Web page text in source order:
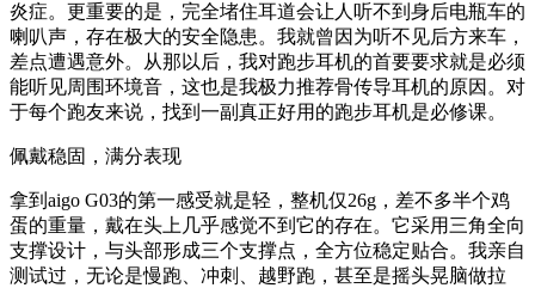
炎症。更重要的是，完全堵住耳道会让人听不到身后电瓶车的
喇叭声，存在极大的安全隐患。我就曾因为听不见后方来车，
差点遭遇意外。从那以后，我对跑步耳机的首要要求就是必须
能听见周围环境音，这也是我极力推荐骨传导耳机的原因。对
于每个跑友来说，找到一副真正好用的跑步耳机是必修课。
佩戴稳固，满分表现
拿到aigo G03的第一感受就是轻，整机仅26g，差不多半个鸡
蛋的重量，戴在头上几乎感觉不到它的存在。它采用三角全向
支撑设计，与头部形成三个支撑点，全方位稳定贴合。我亲自
测试过，无论是慢跑、冲刺、越野跑，甚至是摇头晃脑做拉